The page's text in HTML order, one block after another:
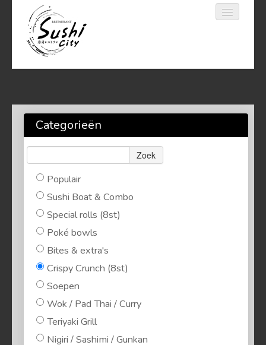
Bestellen
Reserveren
Login
Categorieën
Zoek
Populair
Sushi Boat & Combo
Special rolls (8st)
Poké bowls
Bites & extra's
Crispy Crunch (8st)
Soepen
Wok / Pad Thai / Curry
Teriyaki Grill
Nigiri / Sashimi / Gunkan